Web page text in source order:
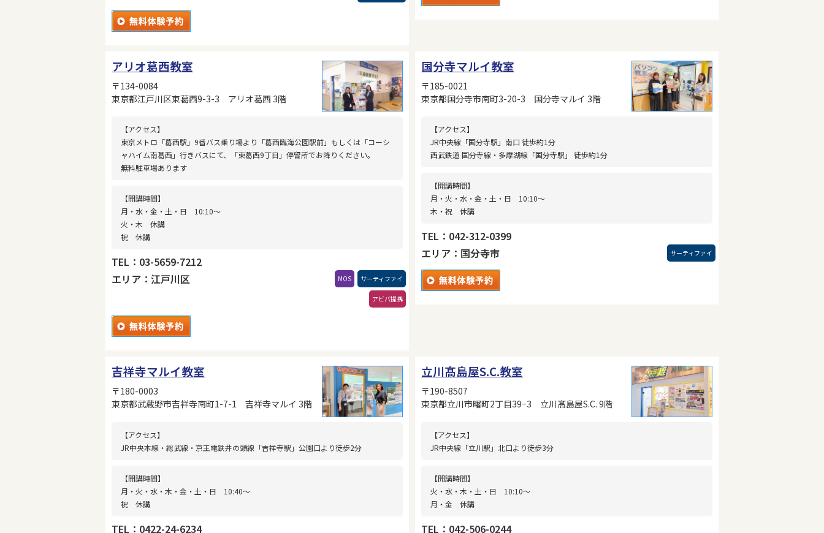
アリオ葛西教室
〒134-0084
東京都江戸川区東葛西9-3-3 アリオ葛西 3階
【アクセス】
東京メトロ「葛西駅」9番バス乗り場より「葛西臨海公園駅前」もしくは「コーシ
ャハイム南葛西」行きバスにて、「東葛西9丁目」停留所でお降りください。
無料駐車場あります
【開講時間】
月・水・金・土・日 10:10〜
火・木 休講
祝 休講
TEL：03-5659-7212
エリア：江戸川区
サーティファイ
MOS
アビバ提携
国分寺マルイ教室
〒185-0021
東京都国分寺市南町3-20-3 国分寺マルイ 3階
【アクセス】
JR中央線「国分寺駅」南口 徒歩約1分
西武鉄道 国分寺線・多摩湖線「国分寺駅」 徒歩約1分
【開講時間】
月・火・水・金・土・日 10:10〜
木・祝 休講
TEL：042-312-0399
エリア：国分寺市
サーティファイ
吉祥寺マルイ教室
〒180-0003
東京都武蔵野市吉祥寺南町1-7-1 吉祥寺マルイ 3階
【アクセス】
JR中央本線・総武線・京王電鉄井の頭線「吉祥寺駅」公園口より徒歩2分
【開講時間】
月・火・水・木・金・土・日 10:40〜
祝 休講
TEL：0422-24-6234
立川髙島屋S.C.教室
〒190-8507
東京都立川市曙町2丁目39−3 立川髙島屋S.C. 9階
【アクセス】
JR中央線「立川駅」北口より徒歩3分
【開講時間】
火・水・木・土・日 10:10〜
月・金 休講
TEL：042-506-0244